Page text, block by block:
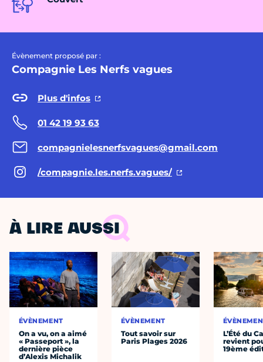
Évènement proposé par :
Compagnie Les Nerfs vagues
Plus d'infos
01 42 19 93 63
compagnielesnerfsvagues@gmail.com
/compagnie.les.nerfs.vagues/
À LIRE AUSSI
ÉVÈNEMENT
On a vu, on a aimé
« Passeport », la
dernière pièce
d’Alexis Michalik
ÉVÈNEMENT
Tout savoir sur
Paris Plages 2026
L’Été du
revient
19ème